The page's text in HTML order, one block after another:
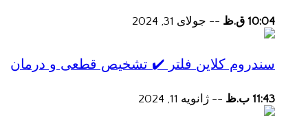
10:04 ق.ظ -- جولای 31, 2024
سندروم کلاین فلتر ✔️ تشخیص قطعی و درمان
11:43 ب.ظ -- ژانویه 11, 2024